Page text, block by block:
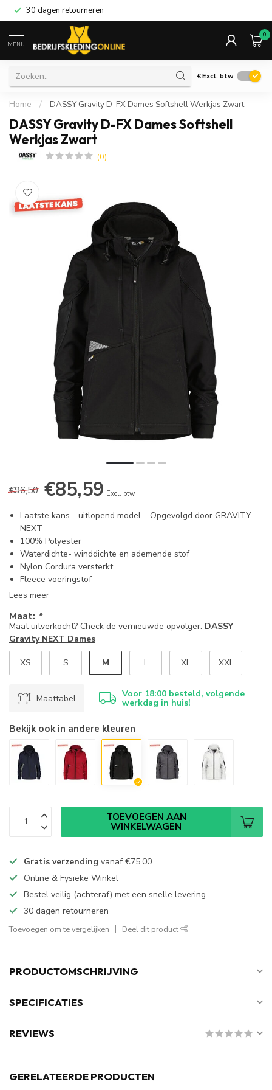
30 dagen retourneren
MENU
0
€Excl. btw
Home / DASSY Gravity D-FX Dames Softshell Werkjas Zwart
DASSY Gravity D-FX Dames Softshell
Werkjas Zwart
(0)
€96,50 €85,59 Excl. btw
Laatste kans - uitlopend model – Opgevolgd door GRAVITY
NEXT
100% Polyester
Waterdichte- winddichte en ademende stof
Nylon Cordura versterkt
Fleece voeringstof
Lees meer
Maat uitverkocht? Check de vernieuwde opvolger: DASSY
Gravity NEXT Dames
Maat: *
XS S M L XL XXL
Maattabel Voor 18:00 besteld, volgende
werkdag in huis!
Bekijk ook in andere kleuren
TOEVOEGEN AAN
WINKELWAGEN
Gratis verzending vanaf€75,00
Online & Fysieke Winkel
Bestel veilig (achteraf) met een snelle levering
30 dagen retourneren
Toevoegen om te vergelijken Deel dit product
PRODUCTOMSCHRIJVING
SPECIFICATIES
REVIEWS
GERELATEERDE PRODUCTEN